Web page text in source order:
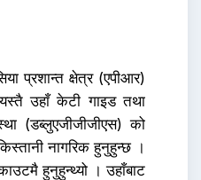
प्रशान्त क्षेत्र (एपीआर)
उहाँ केटी गाइड तथा
(डब्लुएजीजीजीएस) को
नागरिक हुनुहुन्छ ।
हुनुहुन्थ्यो । उहाँबाट